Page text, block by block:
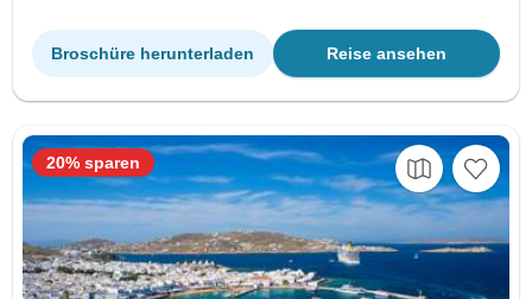
Reise ansehen
Broschüre herunterladen
20% sparen